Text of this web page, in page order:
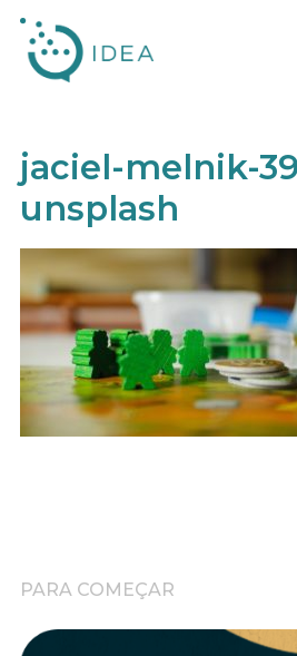
Pular
para
jaciel-melnik-
unsplash
PARA COMEÇAR